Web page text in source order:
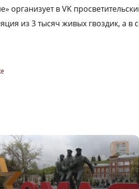
организует в VK
из 3 тысяч живых гвоздик, а